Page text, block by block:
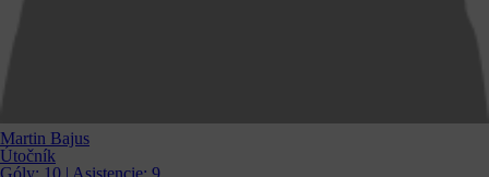
Martin Bajus
Útočník